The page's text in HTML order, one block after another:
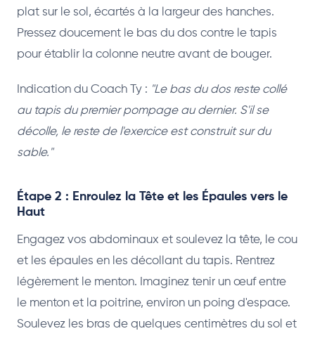
plat sur le sol, écartés à la largeur des hanches.
Pressez doucement le bas du dos contre le tapis
pour établir la colonne neutre avant de bouger.
Indication du Coach Ty : "Le bas du dos reste collé
au tapis du premier pompage au dernier. S'il se
décolle, le reste de l'exercice est construit sur du
sable."
Étape 2 : Enroulez la Tête et les Épaules vers le
Haut
Engagez vos abdominaux et soulevez la tête, le cou
et les épaules en les décollant du tapis. Rentrez
légèrement le menton. Imaginez tenir un œuf entre
le menton et la poitrine, environ un poing d'espace.
Soulevez les bras de quelques centimètres du sol et